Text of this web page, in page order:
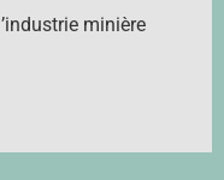
minière